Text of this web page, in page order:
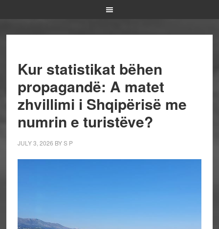
Kur statistikat bëhen
propagandë: A matet
zhvillimi i Shqipërisë me
numrin e turistëve?
JULY 3, 2026 BYS P